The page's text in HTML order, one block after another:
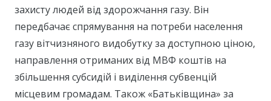
захисту людей від здорожчання газу. Він
передбачає спрямування на потреби населення
газу вітчизняного видобутку за доступною ціною,
направлення отриманих від МВФ коштів на
збільшення субсидій і виділення субвенцій
місцевим громадам. Також «Батьківщина» за